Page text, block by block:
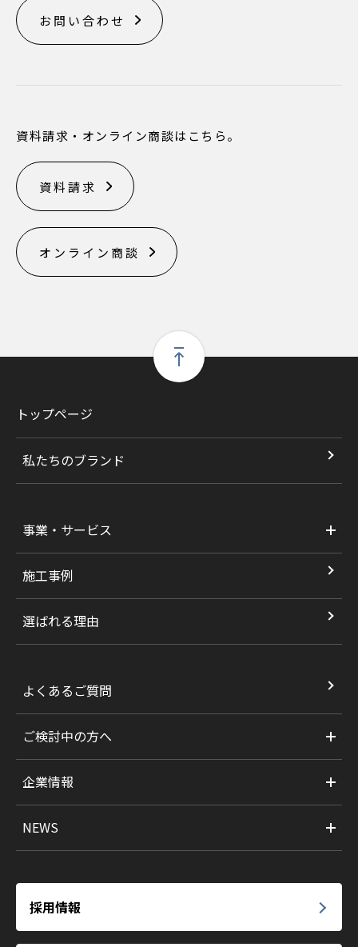
お問い合わせ
資料請求・オンライン商談はこちら。
資料請求
オンライン商談
トップページ
私たちのブランド
事業・サービス
施工事例
選ばれる理由
よくあるご質問
ご検討中の方へ
企業情報
NEWS
採用情報